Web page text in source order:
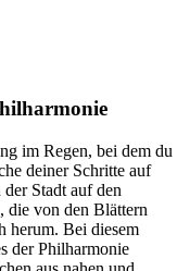
im Regen, bei dem du
deiner Schritte auf
Stadt auf den
die von den Blättern
herum. Bei diesem
der Philharmonie